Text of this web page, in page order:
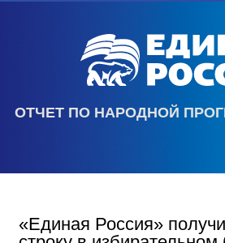
ОТЧЕТ ПО НАРОДНОЙ
«Единая Россия»